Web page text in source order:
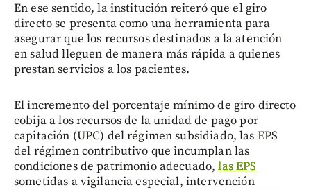
En ese sentido, la institución reiteró que el giro
directo se presenta como una herramienta para
asegurar que los recursos destinados a la atención
en salud lleguen de manera más rápida a quienes
prestan servicios a los pacientes.
El incremento del porcentaje mínimo de giro directo
cobija a los recursos de la unidad de pago por
capitación (UPC) del régimen subsidiado, las EPS
del régimen contributivo que incumplan las
condiciones de patrimonio adecuado,las EPS
sometidas a vigilancia especial, intervención